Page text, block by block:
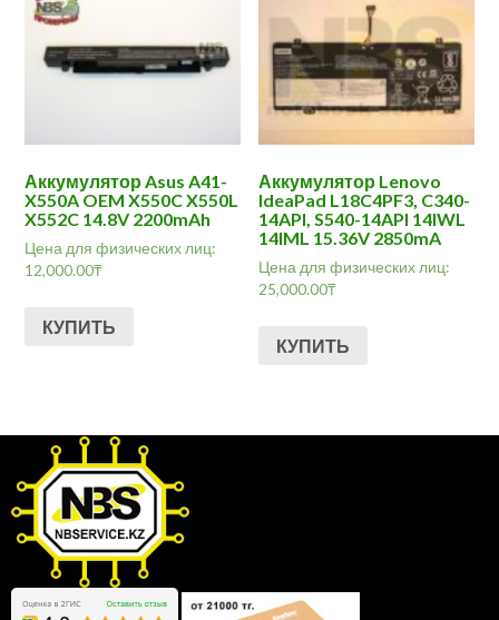
Аккумулятор Asus A41-
X550A OEM X550C X550L
X552C 14.8V 2200mAh
Цена для физических лиц:
12,000.00₸
КУПИТЬ
Аккумулятор Lenovo
IdeaPad L18C4PF3, C340-
14API, S540-14API 14IWL
14IML 15.36V 2850mA
Цена для физических лиц:
25,000.00₸
КУПИТЬ